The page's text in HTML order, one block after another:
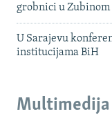
grobnici u Zubinom
U Sarajevu
institucijama BiH
Multimedija